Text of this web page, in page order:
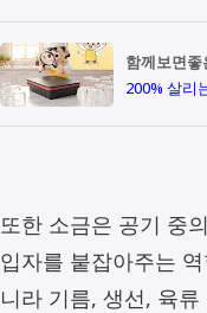
함께보면좋
200% 살리
또한 소금은 공기 중
입자를 붙잡아주는
니라 기름, 생선, 육